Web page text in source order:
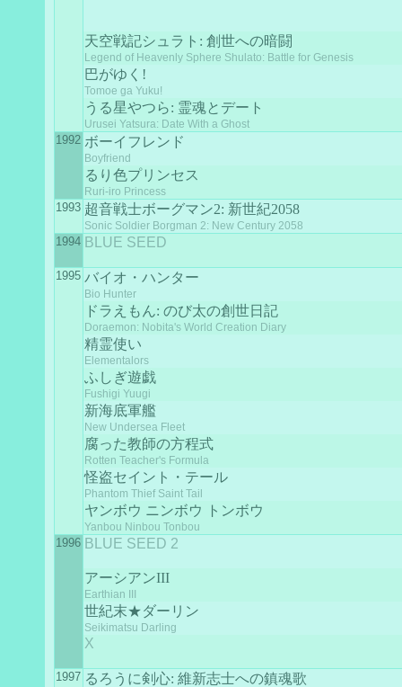
天空戦記シュラト: 創世への暗闘
Legend of Heavenly Sphere Shulato: Battle for Genesis
巴がゆく!
Tomoe ga Yuku!
うる星やつら: 霊魂とデート
Urusei Yatsura: Date With a Ghost
1992 ボーイフレンド
Boyfriend
るり色プリンセス
Ruri-iro Princess
1993 超音戦士ボーグマン2: 新世紀2058
Sonic Soldier Borgman 2: New Century 2058
1994 BLUE SEED
1995 バイオ・ハンター
Bio Hunter
ドラえもん: のび太の創世日記
Doraemon: Nobita's World Creation Diary
精霊使い
Elementalors
ふしぎ遊戯
Fushigi Yuugi
新海底軍艦
New Undersea Fleet
腐った教師の方程式
Rotten Teacher's Formula
怪盗セイント・テール
Phantom Thief Saint Tail
ヤンボウ ニンボウ トンボウ
Yanbou Ninbou Tonbou
1996 BLUE SEED 2
アーシアンIII
Earthian III
世紀末★ダーリン
Seikimatsu Darling
X
1997 るろうに剣心: 維新志士への鎮魂歌